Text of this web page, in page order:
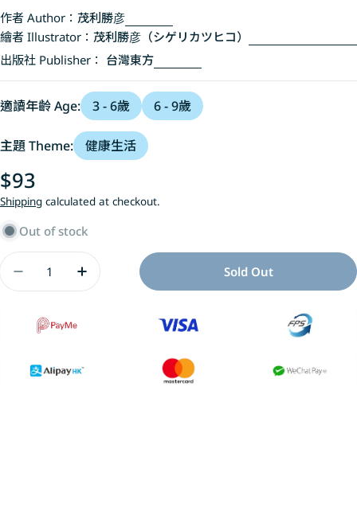
作者 Author： 茂利勝彦
繪者 Illustrator： 茂利勝彦（シゲリカツヒコ）
出版社 Publisher： 台灣東方
適讀年齡 Age: 3 - 6歲 6 - 9歲
主題 Theme: 健康生活
Regular
price
$93
Shipping calculated at checkout.
Out of stock
Decrease Quantity For 屁屁工廠
Increase Quantity For 屁屁工廠
Sold Out